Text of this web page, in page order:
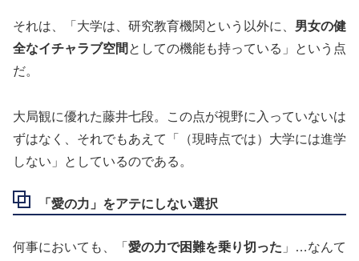
それは、「大学は、研究教育機関という以外に、 男女の健
全なイチャラブ空間 としての機能も持っている」という点
だ。
大局観に優れた藤井七段。この点が視野に入っていないは
ずはなく、それでもあえて「（現時点では）大学には進学
しない」としているのである。
「愛の力」をアテにしない選択
何事においても、「 愛の力で困難を乗り切った 」…なんて